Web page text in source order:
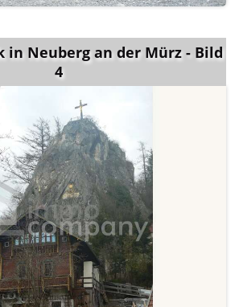
in Neuberg an der Mürz - Bild
4